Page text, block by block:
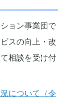
ョン事業団で
スの向上・改
相談を受け付
について（令